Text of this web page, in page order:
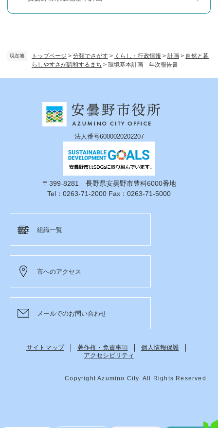
現在地 トップページ > 分類でさがす > くらし・行政情報 > 計画 > 自然と暮
らしやすさが調和するまち > 環境基本計画 年次報告書
法人番号6000020202207
〒399-8281 長野県安曇野市豊科6000番地
Tel：0263-71-2000 Fax：0263-71-5000
組織一覧
市へのアクセス
メールでのお問い合わせ
サイトマップ 著作権・免責事項
個人情報保護
アクセシビリティ
Copyright Azumino City. All Rights Reserved.